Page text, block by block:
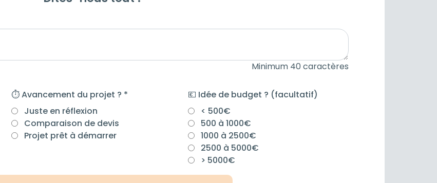
Minimum 40 caractères
⏱️ Avancement du projet ? *
Juste en réflexion
Comparaison de devis
Projet prêt à démarrer
💶 Idée de budget ? (facultatif)
< 500€
500 à 1000€
1000 à 2500€
2500 à 5000€
> 5000€